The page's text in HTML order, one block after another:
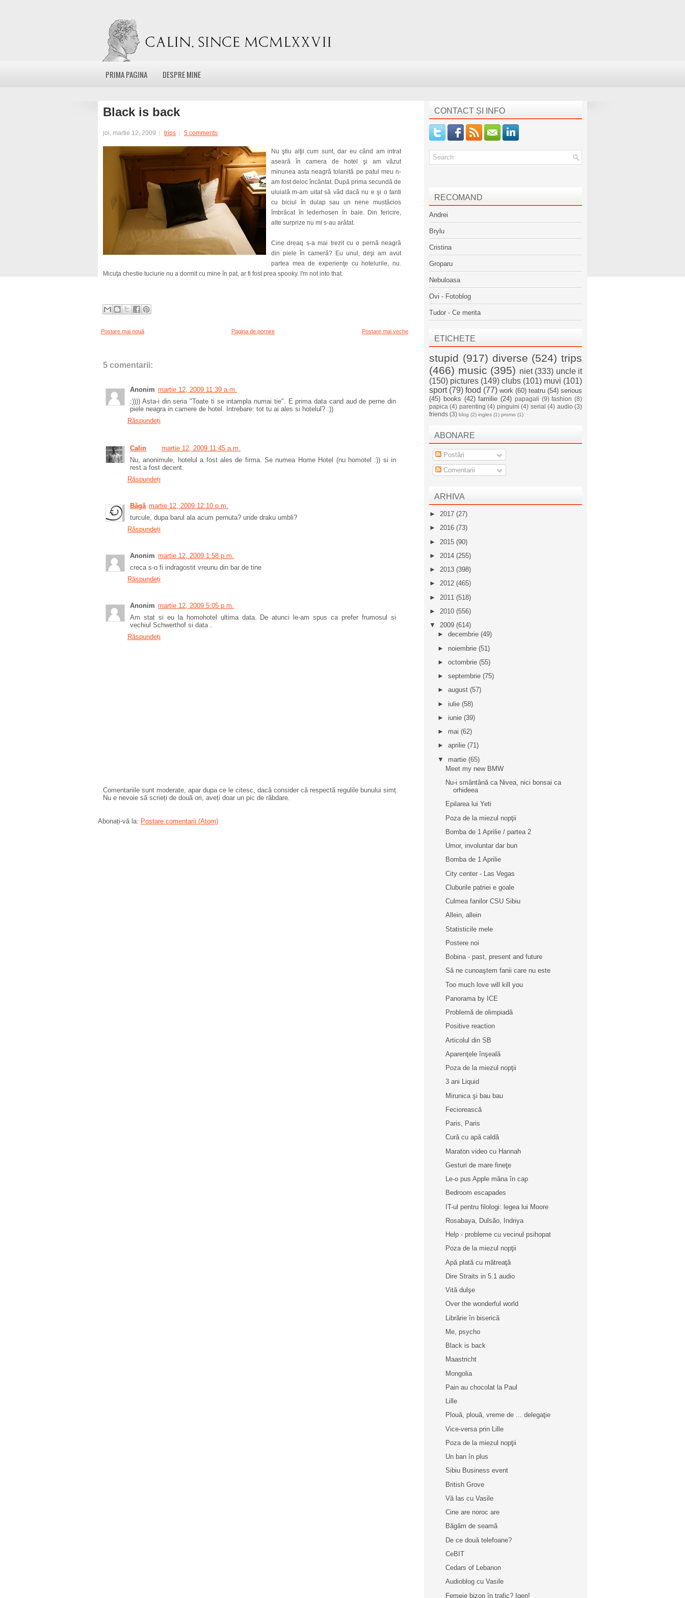
PRIMA PAGINA DESPRE MINE
Black is back
joi, martie 12, 2009 trips 5 comments
Nu ştiu alţii cum sunt, dar eu când am intrat
aseară în camera de hotel şi am văzut
minunea asta neagră tolanită pe patul meu n-
am fost deloc încântat. După prima secundă de
uluială m-am uitat să văd dacă nu e şi o tanti
cu biciul în dulap sau un nene mustăcios
îmbrăcat în lederhosen în baie. Din fericire,
alte surprize nu mi s-au arătat.
Cine dreaq s-a mai trezit cu o pernă neagră
din piele în cameră? Eu unul, deşi am avut
partea mea de experienţe cu hotelurile, nu.
Micuţa chestie tuciurie nu a dormit cu mine în pat, ar fi fost prea spooky. I'm not into that.
Postare mai nouă Postare mai veche
Pagina de pornire
5 comentarii:
Anonim martie 12, 2009 11:39 a.m.
:)))) Asta-i din seria "Toate ti se intampla numai tie". E prima data cand aud de perne din
piele neagra in camere de hotel. Intrebare: tot tu ai ales si hotelul? :))
Răspundeți
Calin
martie 12, 2009 11:45 a.m.
Nu, anonimule, hotelul a fost ales de firma. Se numea Home Hotel (nu homotel :)) si in
rest a fost decent.
Răspundeți
Băgă martie 12, 2009 12:10 p.m.
turcule, dupa barul ala acum pernuta? unde draku umbli?
Răspundeți
Anonim martie 12, 2009 1:58 p.m.
creca s-o fi indragostit vreunu din bar de tine
Răspundeți
Anonim martie 12, 2009 5:05 p.m.
Am stat si eu la homohotel ultima data. De atunci le-am spus ca prefer frumosul si
vechiul Schwerthof si data .
Răspundeți
Comentariile sunt moderate, apar dupa ce le citesc, dacă consider că respectă regulile bunului simț.
Nu e nevoie să scrieți de două ori, aveți doar un pic de răbdare.
Abonați-vă la: Postare comentarii (Atom)
CONTACT ȘI INFO
RECOMAND
Andrei
Brylu
Cristina
Groparu
Nebuloasa
Ovi - Fotoblog
Tudor - Ce merita
ETICHETE
stupid (917) diverse (524) trips
(466) music (395) niet (333) uncle it
(150) pictures (149) clubs (101) muvi (101)
sport (79) food (77) work (60) teatru (54) serious
(45) books (42) familie (24) papagali (9) fashion (8)
papica (4) parenting (4) pinguini (4) serial (4) audio (3)
friends (3) blog (2) ingles (1) promo (1)
ABONARE
Postări
Comentarii
ARHIVA
► 2017 (27)
► 2016 (73)
► 2015 (90)
► 2014 (255)
► 2013 (398)
► 2012 (465)
► 2011 (518)
► 2010 (556)
▼ 2009 (614)
► decembrie (49)
► noiembrie (51)
► octombrie (55)
► septembrie (75)
► august (57)
► iulie (58)
► iunie (39)
► mai (62)
► aprilie (71)
▼ martie (65)
Meet my new BMW
Nu-i smântână ca Nivea, nici bonsai ca
orhideea
Epilarea lui Yeti
Poza de la miezul nopţii
Bomba de 1 Aprilie / partea 2
Umor, involuntar dar bun
Bomba de 1 Aprilie
City center - Las Vegas
Cluburile patriei e goale
Culmea fanilor CSU Sibiu
Allein, allein
Statisticile mele
Postere noi
Bobina - past, present and future
Să ne cunoaştem fanii care nu este
Too much love will kill you
Panorama by ICE
Problemă de olimpiadă
Positive reaction
Articolul din SB
Aparenţele înşeală
Poza de la miezul nopţii
3 ani Liquid
Mirunica şi bau bau
Feciorească
Paris, Paris
Cură cu apă caldă
Maraton video cu Hannah
Gesturi de mare fineţe
Le-o pus Apple mâna în cap
Bedroom escapades
IT-ul pentru filologi: legea lui Moore
Rosabaya, Dulsão, Indriya
Help - probleme cu vecinul psihopat
Poza de la miezul nopţii
Apă plată cu mătreaţă
Dire Straits in 5.1 audio
Vită dulşe
Over the wonderful world
Librărie în biserică
Me, psycho
Black is back
Maastricht
Mongolia
Pain au chocolat la Paul
Lille
Plouă, plouă, vreme de ... delegaţie
Vice-versa prin Lille
Poza de la miezul nopţii
Un ban în plus
Sibiu Business event
British Grove
Vă las cu Vasile
Cine are noroc are
Băgăm de seamă
De ce două telefoane?
CeBIT
Cedars of Lebanon
Audioblog cu Vasile
Femeie bizon în trafic? Igen!